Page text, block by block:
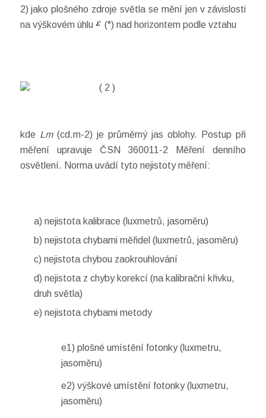
2) jako plošného zdroje světla se mění jen v závislosti
na výškovém úhlu
(°) nad horizontem podle vztahu
( 2 )
kde Lm(cd.m-2) je průměrný jas oblohy. Postup při
měření upravuje ČSN 360011-2 Měření denního
osvětlení. Norma uvádí tyto nejistoty měření:
a) nejistota kalibrace (luxmetrů, jasoměru)
b) nejistota chybami měřidel (luxmetrů, jasoměru)
c) nejistota chybou zaokrouhlování
d) nejistota z chyby korekcí (na kalibrační křivku,
druh světla)
e) nejistota chybami metody
e1) plošné umístění fotonky (luxmetru,
jasoměru)
e2) výškové umístění fotonky (luxmetru,
jasoměru)